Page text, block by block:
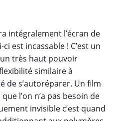
intégralement l’écran de
est incassable ! C’est un
très haut pouvoir
similaire à
de s’autoréparer. Un film
l’on n’a pas besoin de
invisible c’est quand